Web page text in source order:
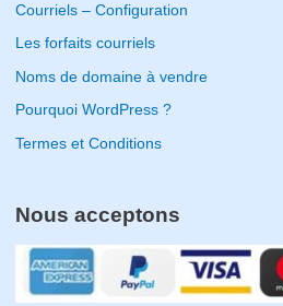
Courriels – Configuration
Les forfaits courriels
Noms de domaine à vendre
Pourquoi WordPress ?
Termes et Conditions
Nous acceptons